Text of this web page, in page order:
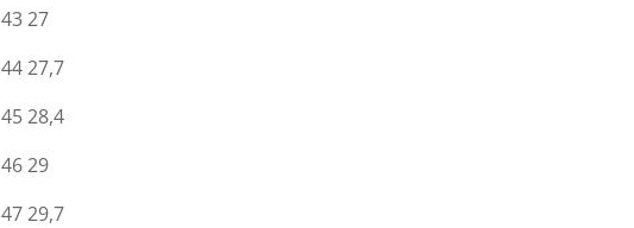
43 27
44 27,7
45 28,4
46 29
47 29,7